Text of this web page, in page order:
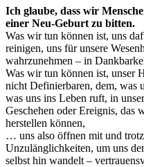
Ich glaube, dass wir
einer Neu-Geburt zu bitten.
Was wir tun können ist, uns
reinigen, uns für unsere
wahrzunehmen – in
Was wir tun können ist, unser
nicht Definierbaren, dem, was
was uns ins Leben ruft, in
Geschehen oder Ereignis, das
herstellen können,
… uns also öffnen mit und
Unzulänglichkeiten, um uns
selbst hin wandelt –